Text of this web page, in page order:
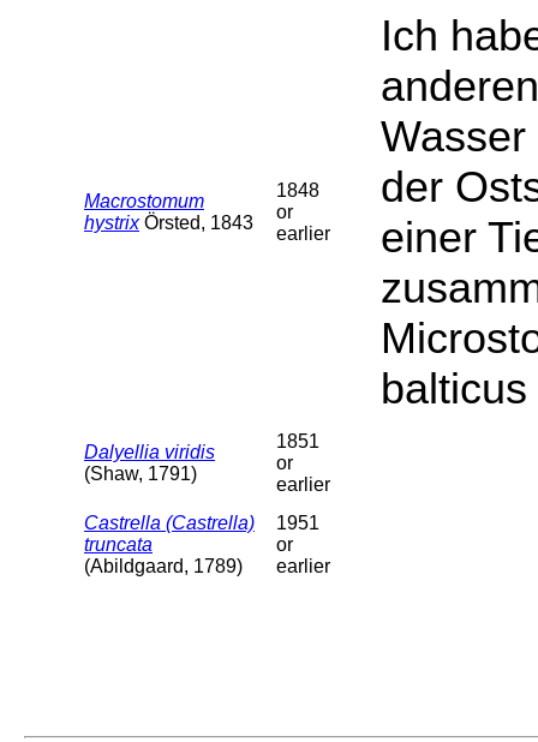
Macrostomum
hystrixÖrsted, 1843
1848
or
earlier
Ich
der
einer
Dalyellia viridis
(Shaw, 1791)
1851
or
earlier
Castrella (Castrella)
truncata
(Abildgaard, 1789)
1951
or
earlier